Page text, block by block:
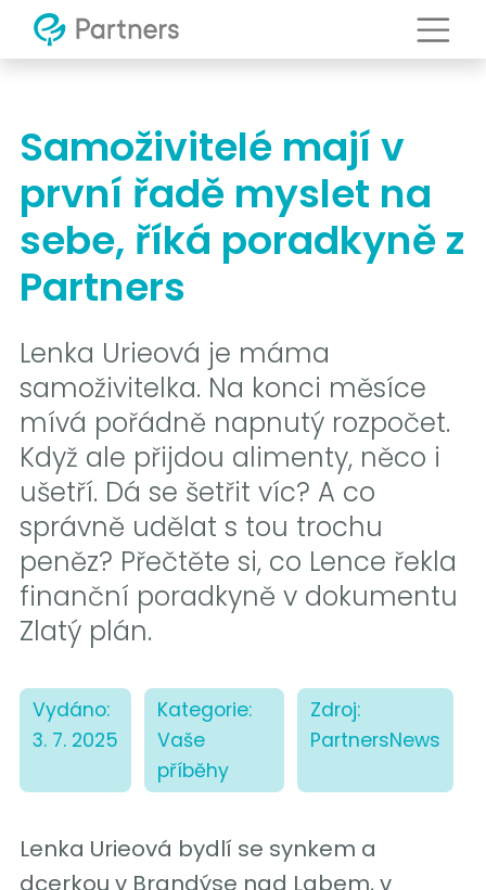
Samoživitelé mají v
první řadě myslet na
sebe, říká poradkyně z
Partners
Lenka Urieová je máma
samoživitelka. Na konci měsíce
mívá pořádně napnutý rozpočet.
Když ale přijdou alimenty, něco i
ušetří. Dá se šetřit víc? A co
správně udělat s tou trochu
peněz? Přečtěte si, co Lence řekla
finanční poradkyně v dokumentu
Zlatý plán.
Vydáno:
3. 7. 2025
Kategorie:
Vaše
příběhy
Zdroj:
PartnersNews
Lenka Urieová bydlí se synkem a
dcerkou v Brandýse nad Labem, v